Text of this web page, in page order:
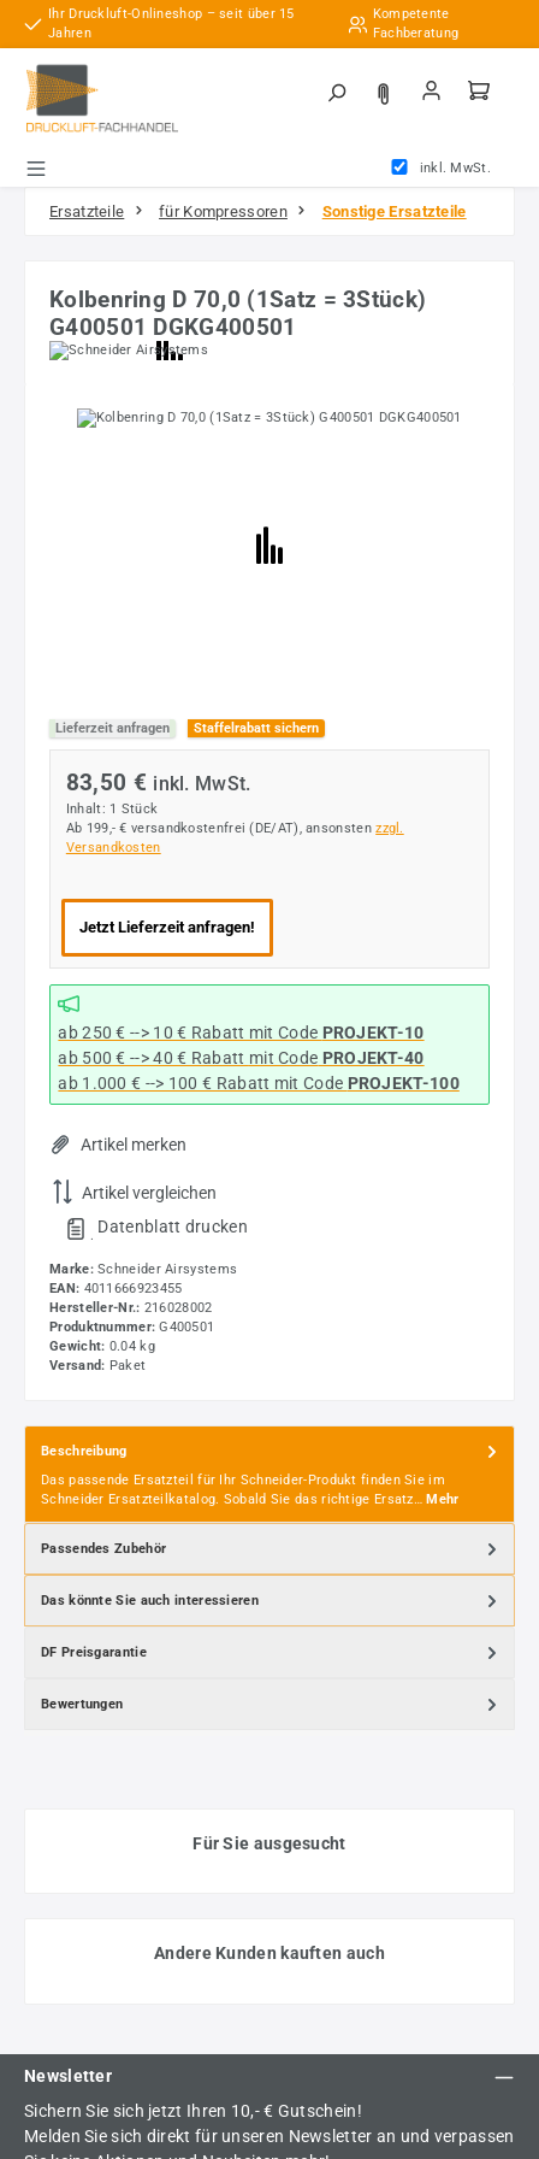
Zum Hauptinhalt springen
Ihr Druckluft-Onlineshop – seit über 15
Jahren
Kompetente
Fachberatung
inkl. MwSt.
Ersatzteile für Kompressoren Sonstige Ersatzteile
Kolbenring D 70,0 (1Satz = 3Stück)
G400501 DGKG400501
Bildergalerie überspringen
Lieferzeit anfragen Staffelrabatt sichern
83,50 € inkl. MwSt.
Inhalt: 1 Stück
Ab 199,- € versandkostenfrei (DE/AT), ansonstenzzgl.
Versandkosten
Jetzt Lieferzeit anfragen!
ab 250 € --> 10 € Rabatt mit Code PROJEKT-10
ab 500 € --> 40 € Rabatt mit Code PROJEKT-40
ab 1.000 € --> 100 € Rabatt mit Code PROJEKT-100
Artikel merken
Artikel vergleichen
Datenblatt drucken
Marke:Schneider Airsystems
EAN: 4011666923455
Hersteller-Nr.: 216028002
Produktnummer: G400501
Gewicht: 0.04 kg
Versand: Paket
Beschreibung
Das passende Ersatzteil für Ihr Schneider-Produkt finden Sie im
Schneider Ersatzteilkatalog. Sobald Sie das richtige Ersatz… Mehr
Passendes Zubehör
Das könnte Sie auch interessieren
DF Preisgarantie
Bewertungen
Für Sie ausgesucht
Andere Kunden kauften auch
Newsletter
Sichern Sie sich jetzt Ihren 10,- € Gutschein!
Melden Sie sich direkt für unseren Newsletter an und verpassen